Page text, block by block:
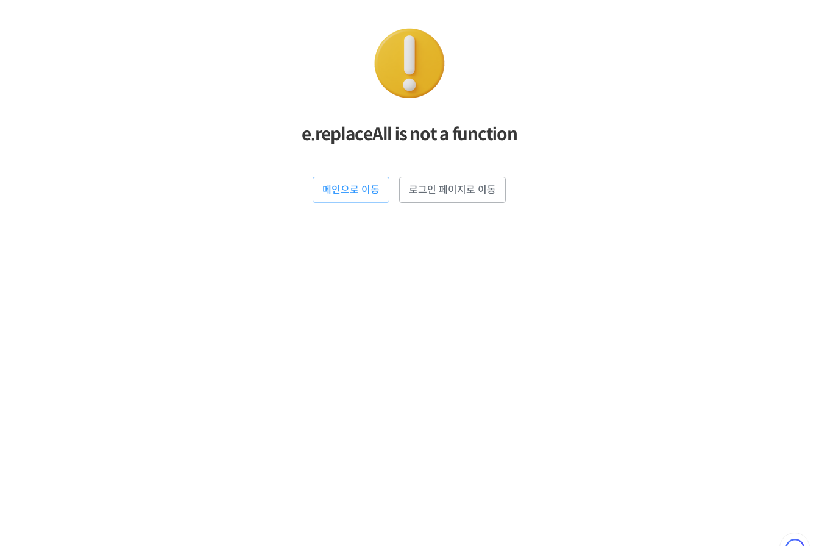
e.replaceAll is not a function
메인으로 이동 로그인 페이지로 이동